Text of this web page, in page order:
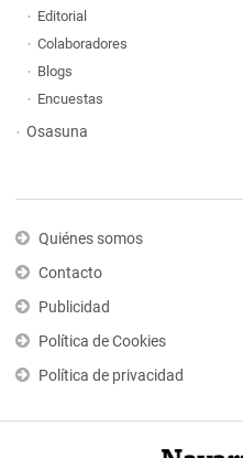
Editorial
Colaboradores
Blogs
Encuestas
Osasuna
Quiénes somos
Contacto
Publicidad
Política de Cookies
Política de privacidad